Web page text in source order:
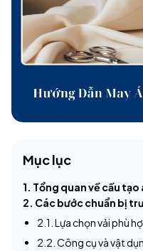
Mục lục
1. Tổng quan về cấu
2. Các bước chuẩn bị
2.1. Lựa chọn vải phù
2.2. Công cụ và vật